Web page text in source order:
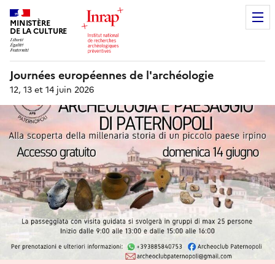
MINISTÈRE
DE LA CULTURE
Journées européennes de l'archéologie
12, 13 et 14 juin 2026